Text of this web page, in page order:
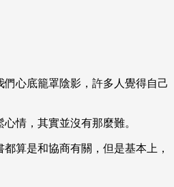
心底籠罩陰影，許多人覺得自己
情，其實並沒有那麼難。
算是和協商有關，但是基本上，